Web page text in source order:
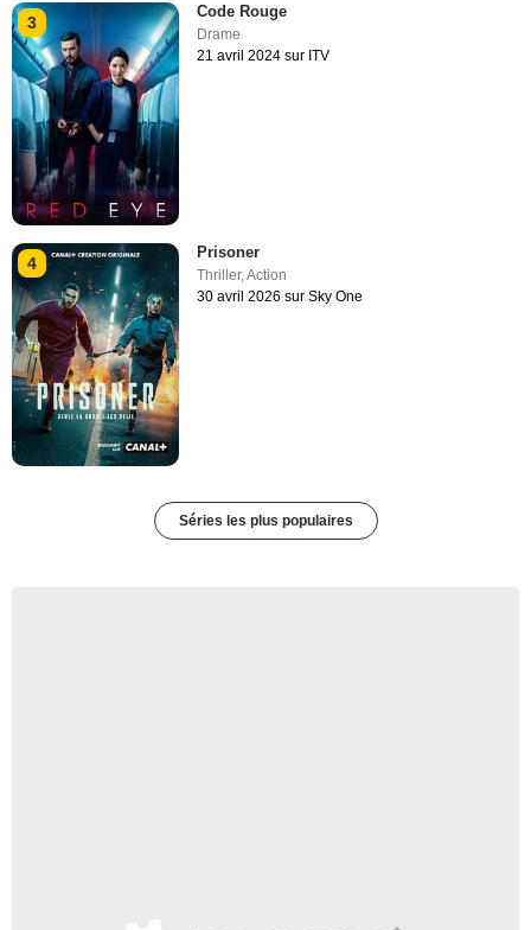
3
Code Rouge
Drame
21 avril 2024 sur ITV
4
Prisoner
Thriller,Action
30 avril 2026 sur Sky One
Séries les plus populaires